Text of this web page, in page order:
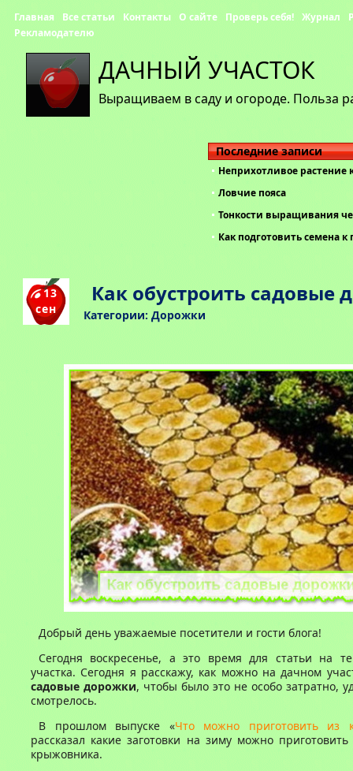
ДАЧНЫЙ УЧАСТОК
Выращиваем в саду и огороде. Польза
Главная Все статьи Контакты О сайте Проверь себя! Журнал
Рекламодателю
Последние записи
Неприхотливое растение
Ловчие пояса
Тонкости выращивания
Как подготовить семена к
13
сен
Как обустроить садовые
Категории: Дорожки
Добрый день уважаемые посетители и гости блога!
Сегодня воскресенье, а это время для статьи на
участка. Сегодня я расскажу, как можно на дачном
садовые дорожки, чтобы было это не особо затратно,
смотрелось.
В прошлом выпуске «Что можно приготовить из
рассказал какие заготовки на зиму можно
крыжовника.